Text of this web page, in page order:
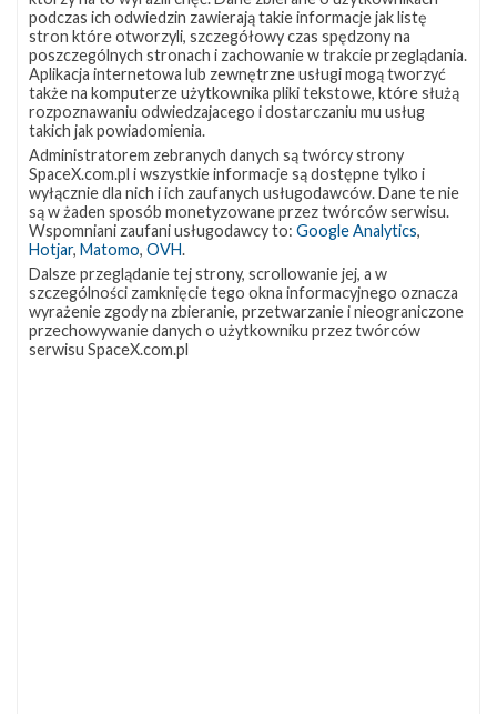
Śledź nas na Twitterze
OSTATNIO POPULARNE
NAJPOPULARNIEJSZE TEMATY
Falcon 9 1046 Starlink 561 SLC-40 521
OCISLY 337 LC-39A 292 SLC-4E 284
NASA Lądowanie JRTI 214
ASOG Dragon 2 145 Osłony ładunku
Starship 107 Landing Zone 1
podczas ich odwiedzin zawierają takie informacje jak listę
stron które otworzyli, szczegółowy czas spędzony na
poszczególnych stronach i zachowanie w trakcie przeglądania.
Aplikacja internetowa lub zewnętrzne usługi mogą tworzyć
także na komputerze użytkownika pliki tekstowe, które służą
rozpoznawaniu odwiedzajacego i dostarczaniu mu usług
takich jak powiadomienia.
Administratorem zebranych danych są twórcy strony
SpaceX.com.pl i wszystkie informacje są dostępne tylko i
wyłącznie dla nich i ich zaufanych usługodawców. Dane te nie
są w żaden sposób monetyzowane przez twórców serwisu.
Wspomniani zaufani usługodawcy to: Google Analytics,
Hotjar, Matomo, OVH.
Dalsze przeglądanie tej strony, scrollowanie jej, a w
szczególności zamknięcie tego okna informacyjnego oznacza
wyrażenie zgody na zbieranie, przetwarzanie i nieograniczone
przechowywanie danych o użytkowniku przez twórców
serwisu SpaceX.com.pl